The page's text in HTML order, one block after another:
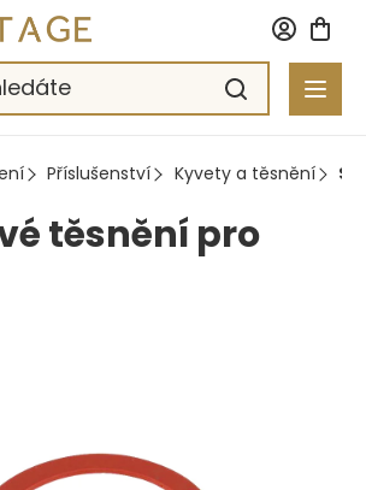
Příslušenství Kyvety a těsnění
těsnění pro